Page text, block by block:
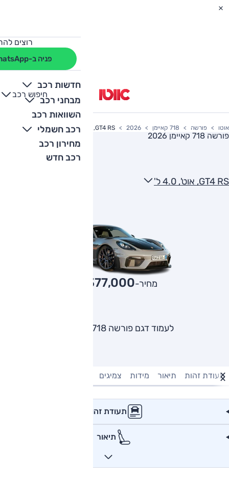
רוצים
פניה ב-WhatsApp
חדשות רכב
מבחני רכב
השוואות רכב
רכב חשמלי
מחירון רכב
רכב חדש
חיפוש רכב
+
-
אוטו פורשה 718 קאיימן 2026 GT4 RS, אוט', 4.0 ל'
פורשה 718 קאיימן 2026
GT4 RS, אוט', 4.0 ל'
מחיר-₪1,377,000
לעמוד דגם פורשה 718 קאיימן
תעודת זהות תיאור מידות צמיגים
תעודת זהות
תיאור